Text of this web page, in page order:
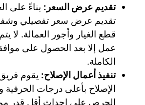
تقديم عرض السعر: بناءً على
تقديم عرض سعر تفصيلي
قطع الغيار وأجور العمالة. لا
عمل إلا بعد الحصول على
الكاملة.
تنفيذ أعمال الإصلاح: يقوم
الإصلاح بأعلى درجات الحرفية
الحرص على إحداث أقل قدر